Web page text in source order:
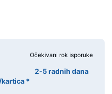
Očekivani rok isporuke
2-5 radnih dana
*